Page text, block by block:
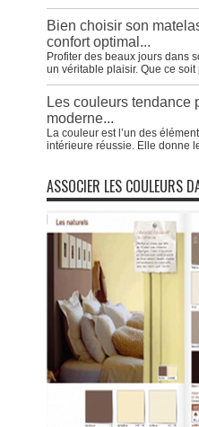
Bien choisir son
confort optimal...
Profiter des beaux jours dans
un véritable plaisir. Que ce soit
Les couleurs tendance
moderne...
La couleur est l’un des
intérieure réussie. Elle donne
ASSOCIER LES COULEURS